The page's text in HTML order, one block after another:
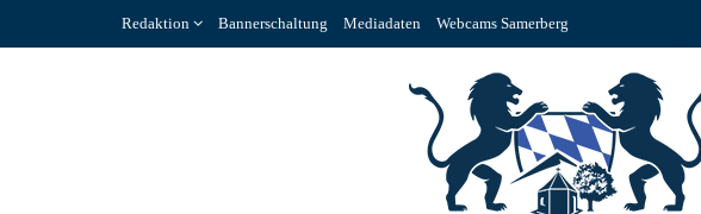
Redaktion Bannerschaltung Mediadaten Webcams Samerberg